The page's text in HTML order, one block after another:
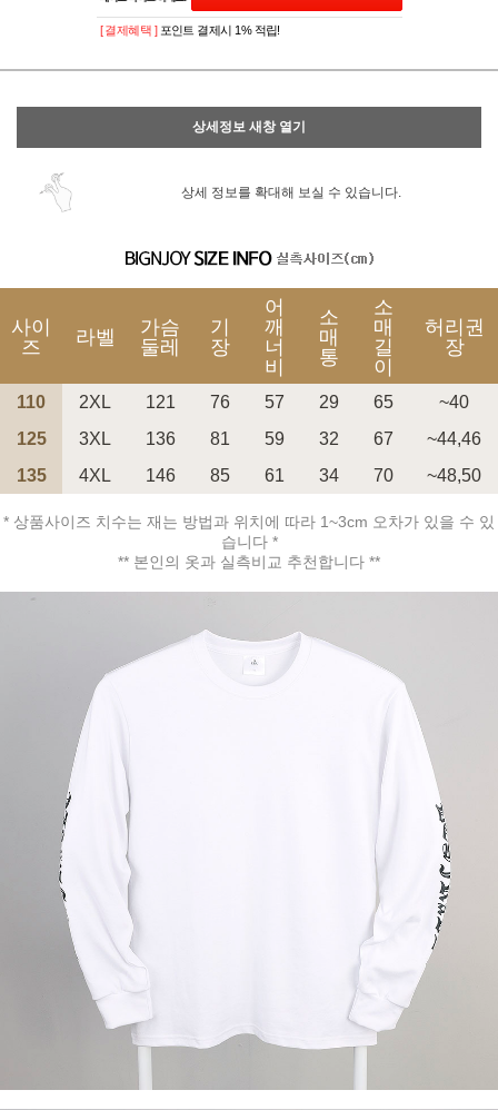
페이코 ID로 페
PAYCO 바로구매
[ 결제혜택 ] 포인트 결제시 1% 적립!
상세정보 새창 열기
상세 정보를 확대해 보실 수 있습니다.
사이
즈
라벨
가슴
둘레
기
장
어
깨
너
비
소
매
통
소
매
길
이
허리권
장
110 2XL 121 76 57 29 65
~40
125
3XL 136 81 59 32 67
~44,46
135
4XL 146 85 61 34 70 ~48,50
* 상품사이즈 치수는 재는 방법과 위치에 따라 1~3cm 오차가 있을 수 있
습니다 *
** 본인의 옷과 실측비교 추천합니다 **